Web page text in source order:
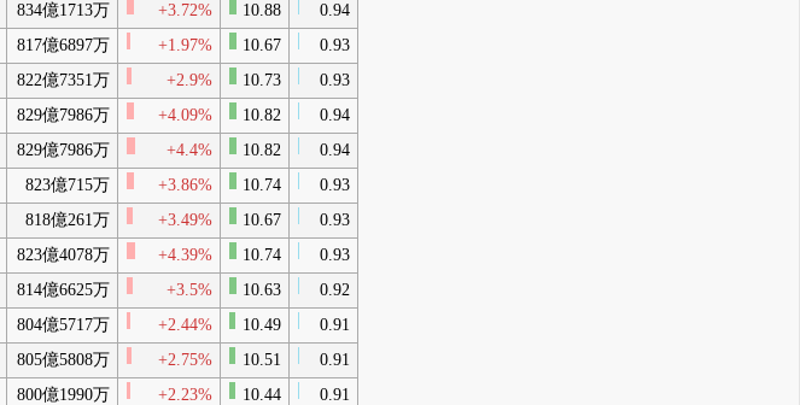
834億1713万 +3.72% 10.88
0.94
817億6897万 +1.97% 10.67
0.93
822億7351万 +2.9% 10.73
0.93
829億7986万 +4.09% 10.82
0.94
829億7986万 +4.4% 10.82
0.94
823億715万 +3.86% 10.74
0.93
818億261万 +3.49% 10.67
0.93
823億4078万 +4.39% 10.74
0.93
814億6625万 +3.5% 10.63
0.92
804億5717万 +2.44% 10.49
0.91
805億5808万 +2.75% 10.51
0.91
800億1990万 +2.23% 10.44
0.91